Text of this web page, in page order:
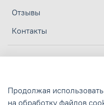
Отзывы
Контакты
Личный кабинет
Политика обработки
Продолжая
на обработку файлов